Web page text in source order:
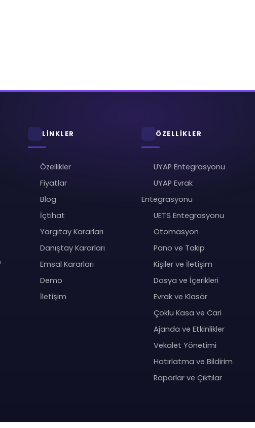
LİNKLER
Özellikler
Fiyatlar
Blog
İçtihat
Yargıtay Kararları
Danıştay Kararları
Emsal Kararları
Demo
İletişim
ÖZELLİKLER
UYAP Entegrasyonu
UYAP Evrak
Entegrasyonu
UETS Entegrasyonu
Otomasyon
Pano ve Takip
Kişiler ve İletişim
Dosya ve İçerikleri
Evrak ve Klasör
Çoklu Kasa ve Cari
Ajanda ve Etkinlikler
Vekalet Yönetimi
Hatırlatma ve Bildirim
Raporlar ve Çıktılar